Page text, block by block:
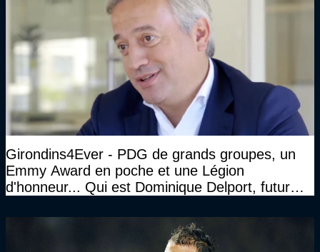
Girondins4Ever - PDG de grands groupes, un
Emmy Award en poche et une Légion
d'honneur... Qui est Dominique Delport, futur